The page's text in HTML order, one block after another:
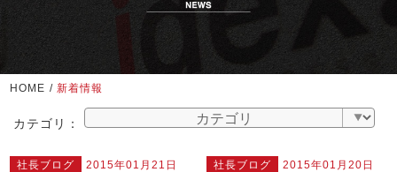
HOME /新着情報
カテゴリ：
社長ブログ 2015年01月21日 社長ブログ 2015年01月20日